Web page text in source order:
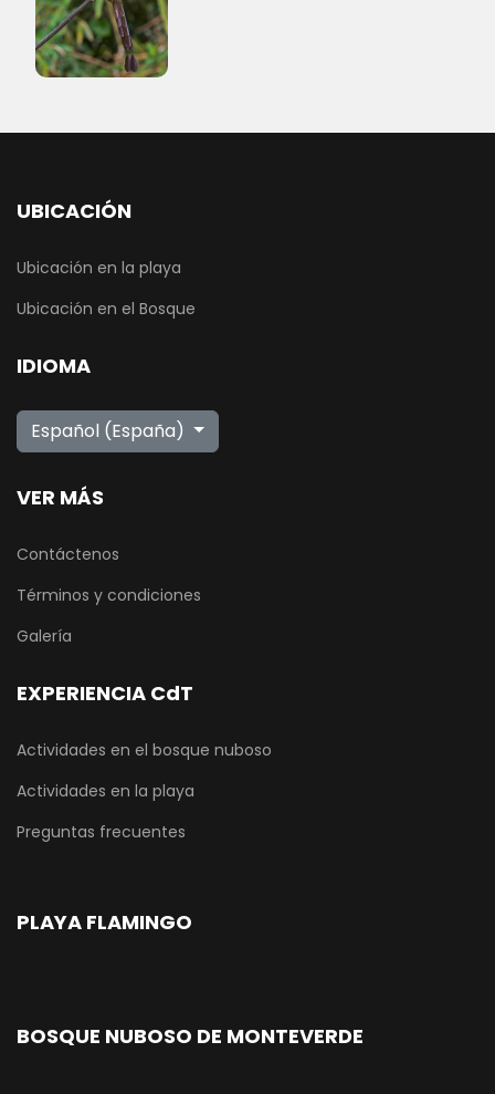
UBICACIÓN
Ubicación en la playa
Ubicación en el Bosque
IDIOMA
Seleccione su idioma
Español (España)
VER MÁS
Contáctenos
Términos y condiciones
Galería
EXPERIENCIA CdT
Actividades en el bosque nuboso
Actividades en la playa
Preguntas frecuentes
PLAYA FLAMINGO
BOSQUE NUBOSO DE MONTEVERDE